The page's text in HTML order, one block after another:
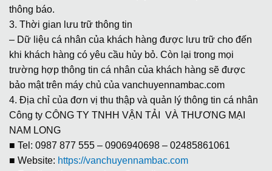
thông báo.
3. Thời gian lưu trữ thông tin
– Dữ liệu cá nhân của khách hàng được lưu trữ cho đến
khi khách hàng có yêu cầu hủy bỏ. Còn lại trong mọi
trường hợp thông tin cá nhân của khách hàng sẽ được
bảo mật trên máy chủ của vanchuyennambac.com
4. Địa chỉ của đơn vị thu thập và quản lý thông tin cá nhân
Công ty CÔNG TY TNHH VẬN TẢI VÀ THƯƠNG MẠI
NAM LONG
■ Tel: 0987 877 555 – 0906940698 – 02485861061
■ Website: https://vanchuyennambac.com